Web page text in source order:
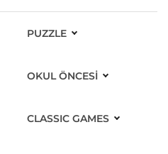
PUZZLE
OKUL ÖNCESİ
CLASSIC GAMES